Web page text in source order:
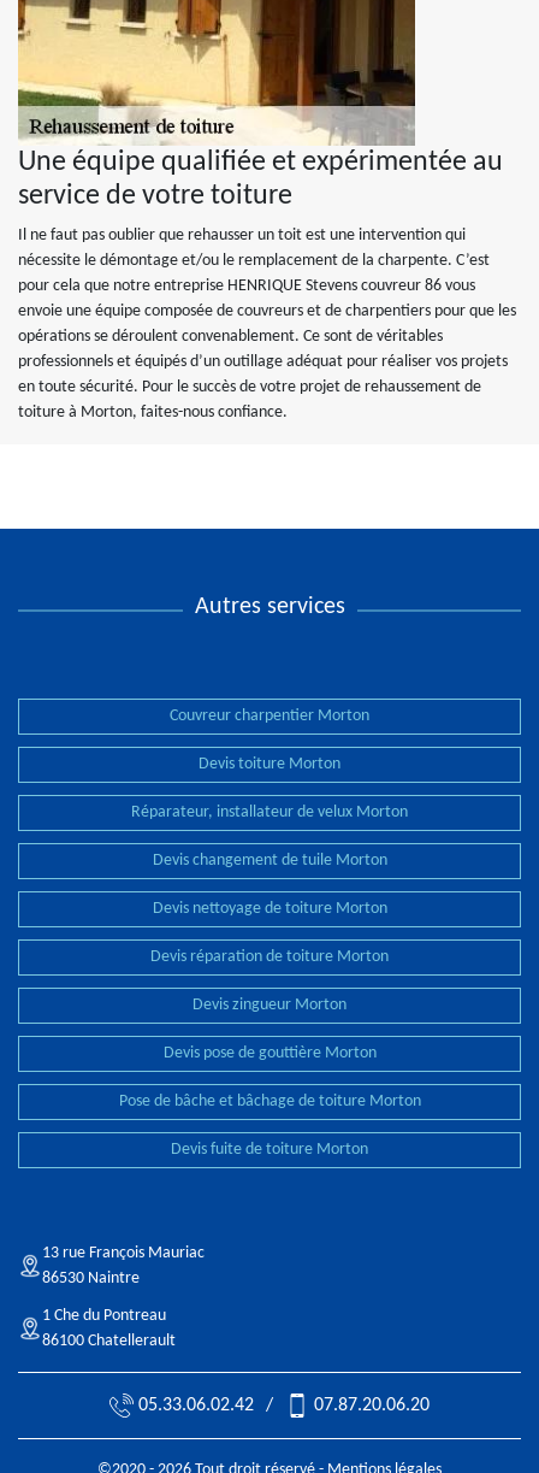
Une équipe qualifiée et expérimentée au
service de votre toiture
Il ne faut pas oublier que rehausser un toit est une intervention qui
nécessite le démontage et/ou le remplacement de la charpente. C’est
pour cela que notre entreprise HENRIQUE Stevens couvreur 86 vous
envoie une équipe composée de couvreurs et de charpentiers pour que les
opérations se déroulent convenablement. Ce sont de véritables
professionnels et équipés d’un outillage adéquat pour réaliser vos projets
en toute sécurité. Pour le succès de votre projet de rehaussement de
toiture à Morton, faites-nous confiance.
Autres services
Couvreur charpentier Morton
Devis toiture Morton
Réparateur, installateur de velux Morton
Devis changement de tuile Morton
Devis nettoyage de toiture Morton
Devis réparation de toiture Morton
Devis zingueur Morton
Devis pose de gouttière Morton
Pose de bâche et bâchage de toiture Morton
Devis fuite de toiture Morton
13 rue François Mauriac
86530 Naintre
1 Che du Pontreau
86100 Chatellerault
05.33.06.02.42 / 07.87.20.06.20